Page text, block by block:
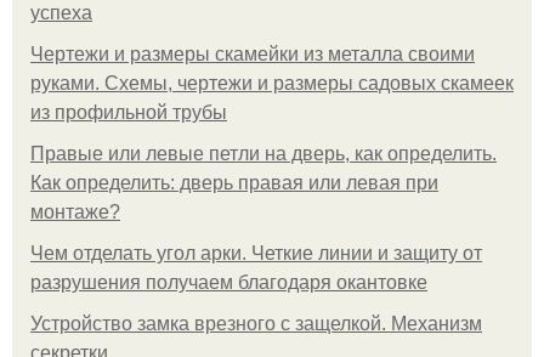
успеха
Чертежи и размеры скамейки из металла своими
руками. Схемы, чертежи и размеры садовых скамеек
из профильной трубы
Правые или левые петли на дверь, как определить.
Как определить: дверь правая или левая при
монтаже?
Чем отделать угол арки. Четкие линии и защиту от
разрушения получаем благодаря окантовке
Устройство замка врезного с защелкой. Механизм
секретки